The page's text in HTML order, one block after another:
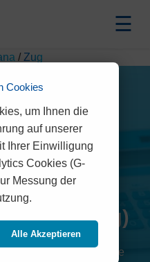
☰
/ Zug
2026 (Zug)
Kosten für alle
Cookies
um Ihnen die
auf unserer
Ihrer Einwilligung
Cookies (G-
Messung der
Alle Akzeptieren